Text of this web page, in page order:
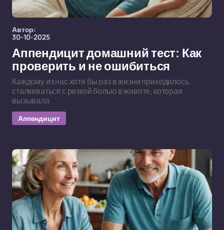
Автор:
30-10-2025
Аппендицит домашний тест: Как
проверить и не ошибиться
Каждому из нас хотя бы раз в жизни приходилось
сталкиваться с резкой болью в животе, которая
вызывала
Аппендицит